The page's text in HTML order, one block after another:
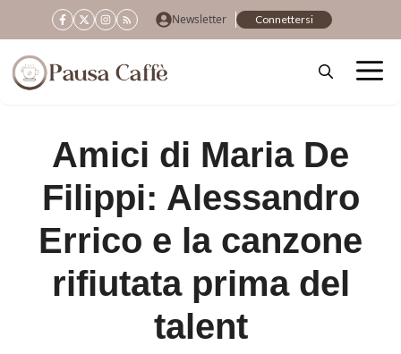
al
contenuto
Newsletter Connettersi
Amici di Maria De
Filippi: Alessandro
Errico e la canzone
rifiutata prima del
talent